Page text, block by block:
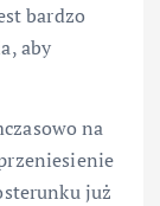
bardzo
aby
na
już